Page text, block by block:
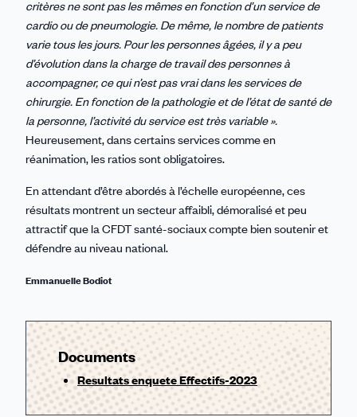
critères ne sont pas les mêmes en fonction d’un service de
cardio ou de pneumologie. De même, le nombre de patients
varie tous les jours. Pour les personnes âgées, il y a peu
d’évolution dans la charge de travail des personnes à
accompagner, ce qui n’est pas vrai dans les services de
chirurgie. En fonction de la pathologie et de l’état de santé de
la personne, l’activité du service est très variable ».
Heureusement, dans certains services comme en
réanimation, les ratios sont obligatoires.
En attendant d’être abordés à l’échelle européenne, ces
résultats montrent un secteur affaibli, démoralisé et peu
attractif que la CFDT santé-sociaux compte bien soutenir et
défendre au niveau national.
Emmanuelle Bodiot
Documents
Resultats enquete Effectifs-2023